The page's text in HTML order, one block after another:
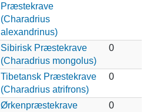
Præstekrave
(Charadrius
alexandrinus)
Sibirisk Præstekrave
(Charadrius mongolus)
0
Tibetansk Præstekrave
(Charadrius atrifrons)
0
Ørkenpræstekrave
0